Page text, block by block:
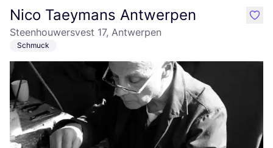
Nico Taeymans Antwerpen
Steenhouwersvest 17, Antwerpen
Schmuck
like